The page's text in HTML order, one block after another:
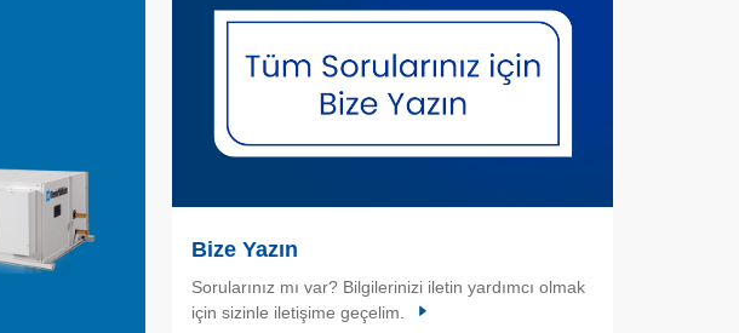
Bize Yazın
Sorularınız mı var? Bilgilerinizi iletin yardımcı olmak
için sizinle iletişime geçelim.